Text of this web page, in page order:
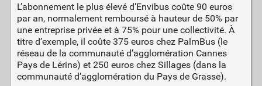
L’abonnement le plus élevé d’Envibus coûte 90 euros
par an, normalement remboursé à hauteur de 50% par
une entreprise privée et à 75% pour une collectivité. À
titre d’exemple, il coûte 375 euros chez PalmBus (le
réseau de la communauté d’agglomération Cannes
Pays de Lérins) et 250 euros chez Sillages (dans la
communauté d’agglomération du Pays de Grasse).